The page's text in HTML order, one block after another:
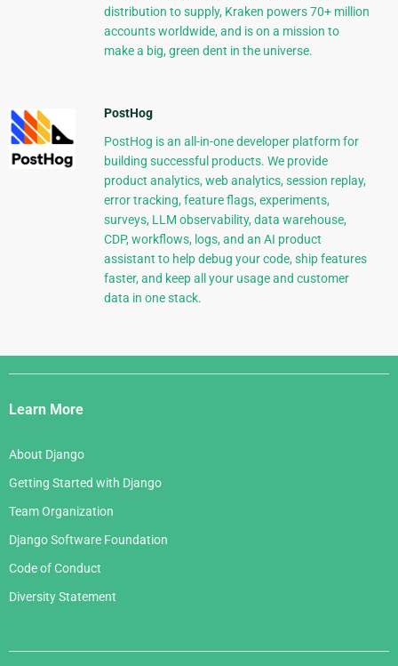
distribution to supply, Kraken powers 70+ million
accounts worldwide, and is on a mission to
make a big, green dent in the universe.
PostHog
PostHog is an all-in-one developer platform for
building successful products. We provide
product analytics, web analytics, session replay,
error tracking, feature flags, experiments,
surveys, LLM observability, data warehouse,
CDP, workflows, logs, and an AI product
assistant to help debug your code, ship features
faster, and keep all your usage and customer
data in one stack.
Django
Links
Learn More
About Django
Getting Started with Django
Team Organization
Django Software Foundation
Code of Conduct
Diversity Statement